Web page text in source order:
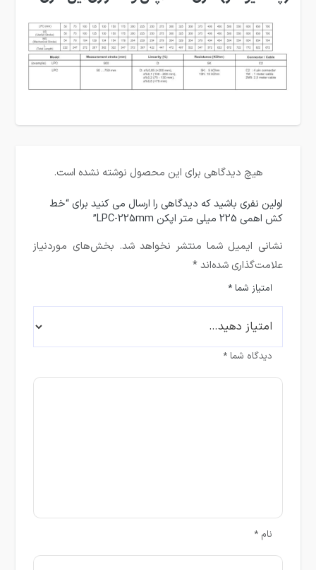
هیچ دیدگاهی برای این محصول نوشته نشده است.
اولین نفری باشید که دیدگاهی را ارسال می کنید برای “خط
کش اهمی 225 میلی متر اپکن LPC-225mm”
نشانی ایمیل شما منتشر نخواهد شد. بخش‌های موردنیاز
علامت‌گذاری شده‌اند*
امتیاز شما*
دیدگاه شما*
نام*